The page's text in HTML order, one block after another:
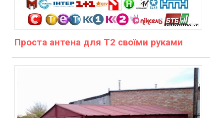
Проста антена для Т2 своїми руками